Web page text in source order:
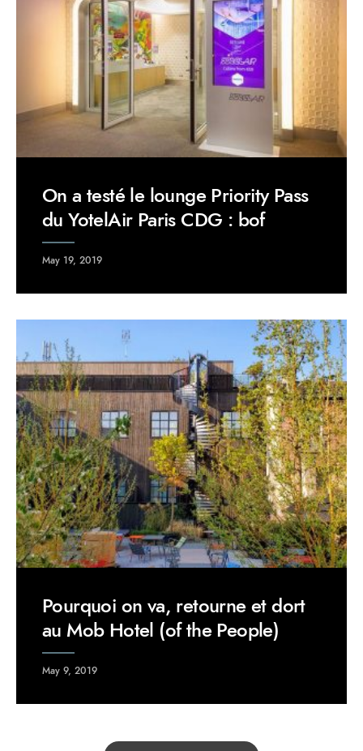
On a testé le lounge Priority Pass
du YotelAir Paris CDG : bof
May 19, 2019
Pourquoi on va, retourne et dort
au Mob Hotel (of the People)
May 9, 2019